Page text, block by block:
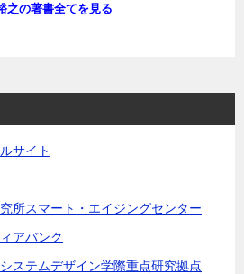
之の著書全てを見る
サイト
所スマート・エイジングセンター
アバンク
ステムデザイン学際重点研究拠点